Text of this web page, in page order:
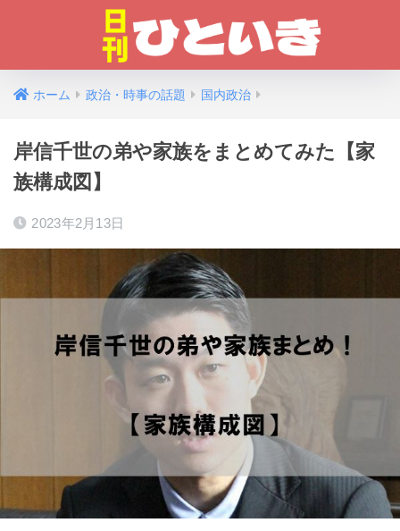
ホーム 政治・時事の話題 国内政治
岸信千世の弟や家族をまとめてみた【家
族構成図】
2023年2月13日